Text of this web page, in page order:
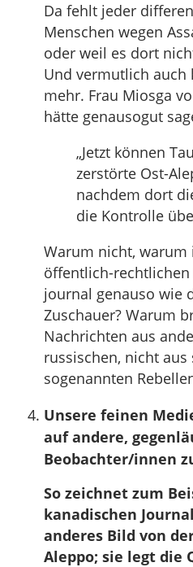
Da fehlt jeder
Menschen wegen
oder weil es dort
Und vermutlich auch
mehr. Frau Miosga
hätte genausogut
„Jetzt können
zerstörte Ost-
nachdem dort
die Kontrolle
Warum nicht,
öffentlich-
journal genauso wie
Zuschauer? Warum
Nachrichten aus
russischen, nicht
sogenannten
Unsere feinen
auf andere,
Beobachter/innen
So zeichnet zum
kanadischen
anderes Bild von
Aleppo; sie legt die